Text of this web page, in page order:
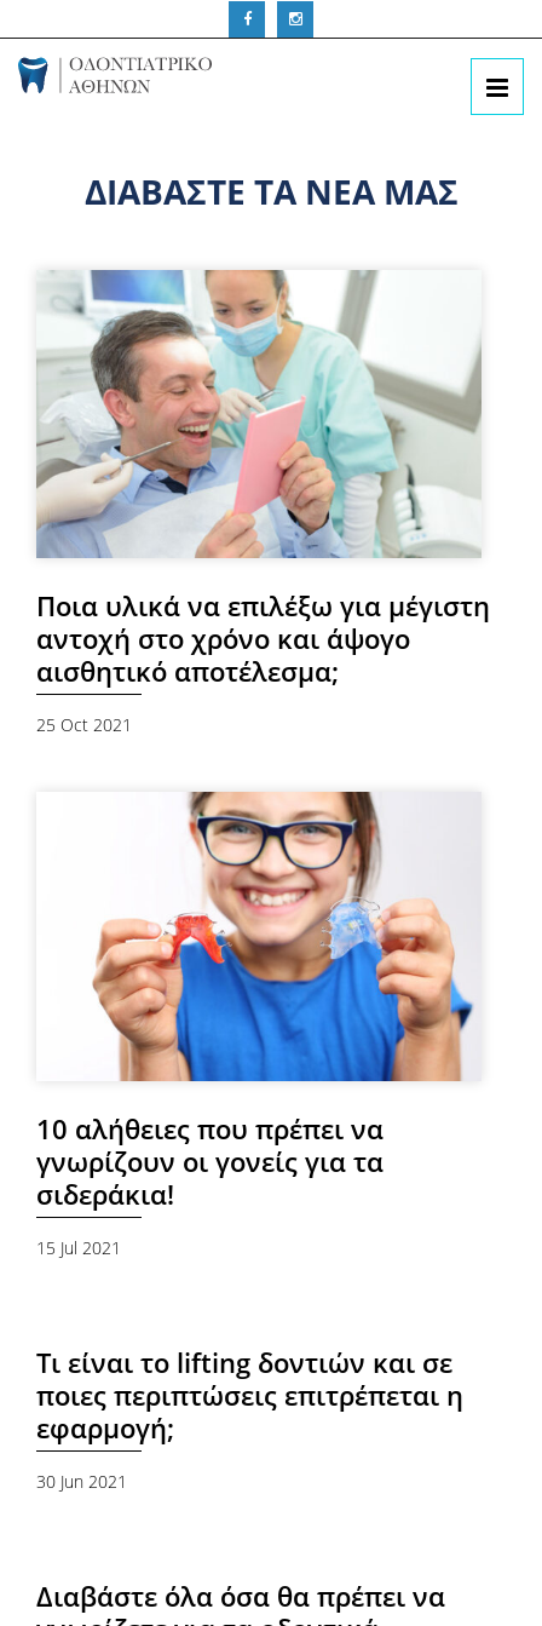
ΔΙΑΒΑΣΤΕ ΤΑ ΝΕΑ ΜΑΣ
Ποια υλικά να επιλέξω για μέγιστη
αντοχή στο χρόνο και άψογο
αισθητικό αποτέλεσμα;
25 Oct 2021
10 αλήθειες που πρέπει να
γνωρίζουν οι γονείς για τα
σιδεράκια!
15 Jul 2021
Τι είναι το lifting δοντιών και σε
ποιες περιπτώσεις επιτρέπεται η
εφαρμογή;
30 Jun 2021
Διαβάστε όλα όσα θα πρέπει να